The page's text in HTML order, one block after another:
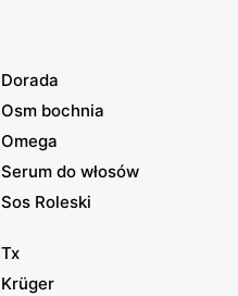
Dorada
Osm bochnia
Omega
Serum do włosów
Sos Roleski
Tx
Krüger